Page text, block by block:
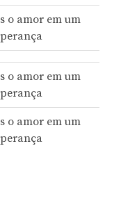
o amor em um
o amor em um
o amor em um